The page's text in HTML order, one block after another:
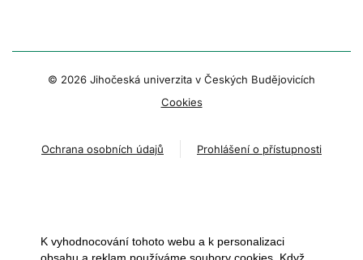
© 2026 Jihočeská univerzita v Českých Budějovicích
Cookies
Ochrana osobních údajů Prohlášení o přístupnosti
K vyhodnocování tohoto webu a k personalizaci